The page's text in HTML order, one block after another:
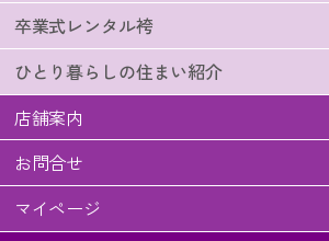
卒業式レンタル袴
ひとり暮らしの住まい紹介
店舗案内
お問合せ
マイページ